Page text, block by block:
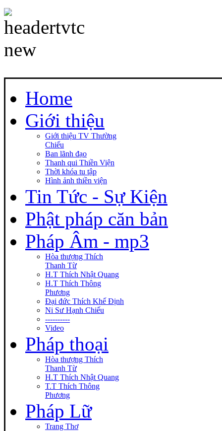
Home
Giới thiệu
Giới thiệu TV Thường
Chiếu
Ban lãnh đạo
Thanh qui Thiền Viện
Thời khóa tu tập
Hình ảnh thiền viện
Tin Tức - Sự Kiện
Phật pháp căn bản
Pháp Âm - mp3
Hòa thượng Thích
Thanh Từ
H.T Thích Nhật Quang
H.T Thích Thông
Phương
Đại đức Thích Khế Định
Ni Sư Hạnh Chiếu
----------
Video
Pháp thoại
Hòa thượng Thích
Thanh Từ
H.T Thích Nhật Quang
T.T Thích Thông
Phương
Pháp Lữ
Trang Thơ